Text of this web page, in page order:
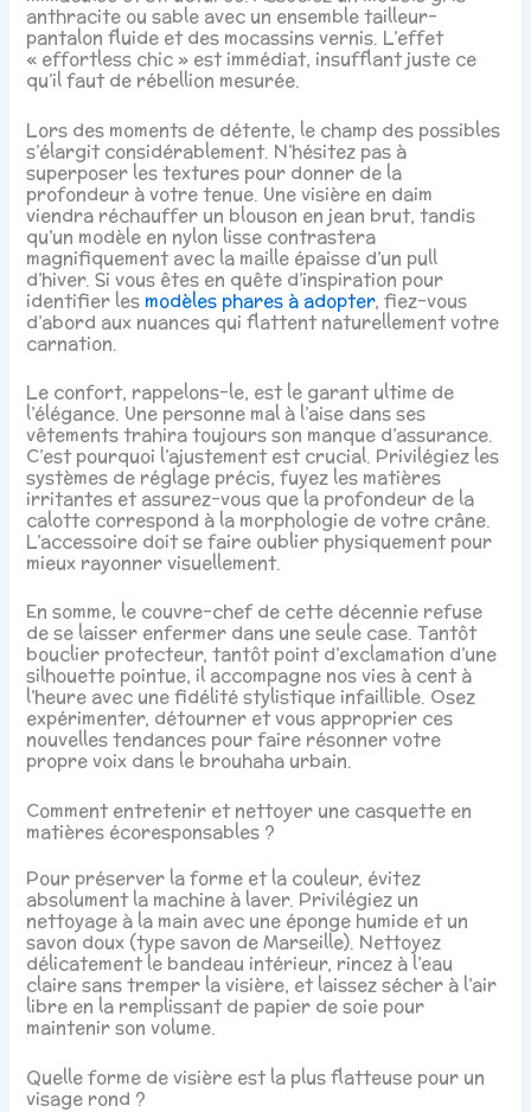
anthracite ou sable avec un ensemble tailleur-
pantalon fluide et des mocassins vernis. L’effet
« effortless chic » est immédiat, insufflant juste ce
qu’il faut de rébellion mesurée.
Lors des moments de détente, le champ des possibles
s’élargit considérablement. N’hésitez pas à
superposer les textures pour donner de la
profondeur à votre tenue. Une visière en daim
viendra réchauffer un blouson en jean brut, tandis
qu’un modèle en nylon lisse contrastera
magnifiquement avec la maille épaisse d’un pull
d’hiver. Si vous êtes en quête d’inspiration pour
identifier les modèles phares à adopter, fiez-vous
d’abord aux nuances qui flattent naturellement votre
carnation.
Le confort, rappelons-le, est le garant ultime de
l’élégance. Une personne mal à l’aise dans ses
vêtements trahira toujours son manque d’assurance.
C’est pourquoi l’ajustement est crucial. Privilégiez les
systèmes de réglage précis, fuyez les matières
irritantes et assurez-vous que la profondeur de la
calotte correspond à la morphologie de votre crâne.
L’accessoire doit se faire oublier physiquement pour
mieux rayonner visuellement.
En somme, le couvre-chef de cette décennie refuse
de se laisser enfermer dans une seule case. Tantôt
bouclier protecteur, tantôt point d’exclamation d’une
silhouette pointue, il accompagne nos vies à cent à
l’heure avec une fidélité stylistique infaillible. Osez
expérimenter, détourner et vous approprier ces
nouvelles tendances pour faire résonner votre
propre voix dans le brouhaha urbain.
Comment entretenir et nettoyer une casquette en
matières écoresponsables ?
Pour préserver la forme et la couleur, évitez
absolument la machine à laver. Privilégiez un
nettoyage à la main avec une éponge humide et un
savon doux (type savon de Marseille). Nettoyez
délicatement le bandeau intérieur, rincez à l’eau
claire sans tremper la visière, et laissez sécher à l’air
libre en la remplissant de papier de soie pour
maintenir son volume.
Quelle forme de visière est la plus flatteuse pour un
visage rond ?